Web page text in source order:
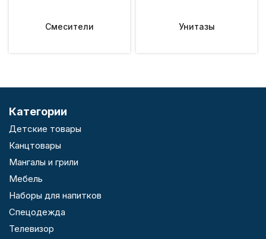
Смесители Унитазы
Категории
Детские товары
Канцтовары
Мангалы и грили
Мебель
Наборы для напитков
Спецодежда
Телевизор